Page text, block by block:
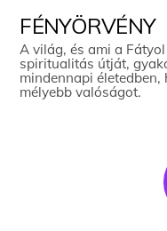
content
FÉNYÖRVÉNY
A világ, és ami a
spiritualitás útját,
mindennapi
mélyebb valóságot.